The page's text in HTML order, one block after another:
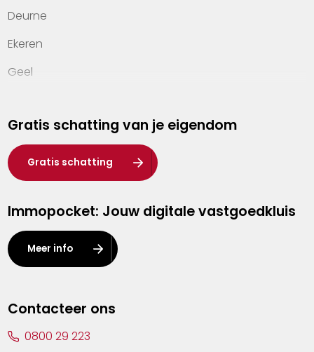
Contact
Deurne
Ekeren
Geel
Hasselt
Heist-op-den-Berg
Herentals
Kalmthout
Leuven
Lier
Gratis schatting van je eigendom
Gratis schatting
Immopocket: Jouw digitale vastgoedkluis
Meer info
Contacteer ons
0800 29 223